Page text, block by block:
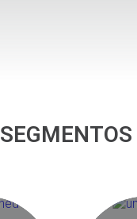
SEGMENTOS